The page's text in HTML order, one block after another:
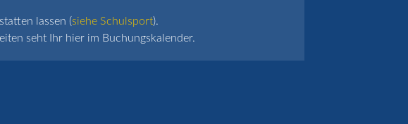
lassen (siehe Schulsport).
seht Ihr hier im Buchungskalender.